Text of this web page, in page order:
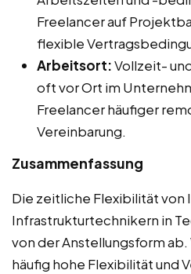
Freelancer auf
flexible
Arbeitsort:Vollzeit-
oft vor Ort im
Freelancer häufiger
Vereinbarung.
Zusammenfassung
Die zeitliche Flexibilität von
Infrastrukturtechnikern in
von der Anstellungsform
häufig hohe Flexibilität und